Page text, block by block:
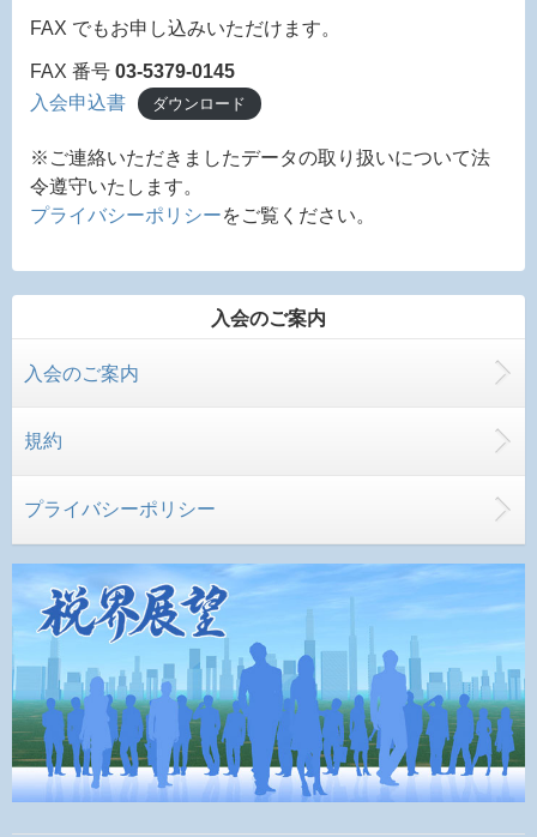
FAX でもお申し込みいただけます。
FAX 番号 03-5379-0145
入会申込書
ダウンロード
※ご連絡いただきましたデータの取り扱いについて法
令遵守いたします。
プライバシーポリシーをご覧ください。
入会のご案内
入会のご案内
規約
プライバシーポリシー